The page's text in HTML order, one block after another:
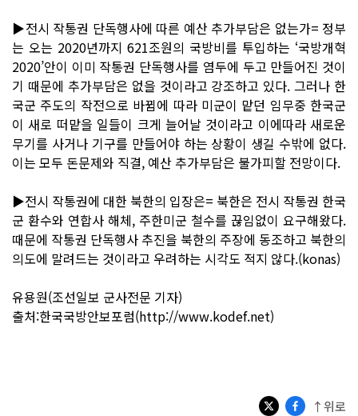
▶전시 작통권 단독행사에 따른 예산 추가부담은 없는가= 정부
는 오는 2020년까지 621조원의 국방비를 투입하는 ‘국방개혁
2020’안이 이미 작통권 단독행사를 염두에 두고 만들어진 것이
기 때문에 추가부담은 없을 것이라고 강조하고 있다. 그러나 한
국군 주도의 작전으로 바뀜에 따라 미군이 맡던 임무중 한국군
이 새로 떠맡을 일들이 크게 늘어날 것이라고 이에따라 새로운
무기를 사거나 기구를 만들어야 하는 상황이 생길 수밖에 없다.
이는 모두 돈문제와 직결, 예산 추가부담은 불가피할 전망이다.
▶전시 작통권에 대한 북한의 입장은= 북한은 전시 작통권 한국
군 환수와 연합사 해체, 주한미군 철수를 끊임없이 요구해왔다.
때문에 작통권 단독행사 추진을 북한의 주장에 동조하고 북한의
의도에 말려드는 것이라고 우려하는 시각도 적지 않다.(konas)
유용원(조선일보 군사전문 기자)
출처:한국국방안보포럼(http://www.kodef.net)
↑위로